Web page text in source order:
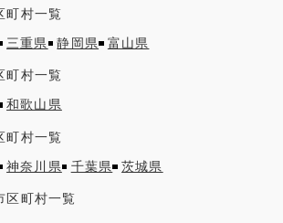
町村一覧
三重県 静岡県 富山県
町村一覧
和歌山県
町村一覧
神奈川県 千葉県 茨城県
区町村一覧